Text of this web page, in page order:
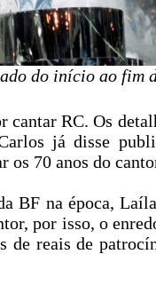
do início ao fim
RC. Os
já disse
70 anos do
BF na época,
por isso, o
reais de